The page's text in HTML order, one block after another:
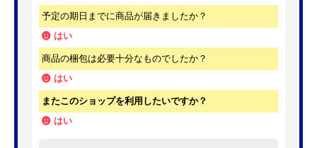
予定の期日までに商品が届きましたか？
はい
商品の梱包は必要十分なものでしたか？
はい
またこのショップを利用したいですか？
はい